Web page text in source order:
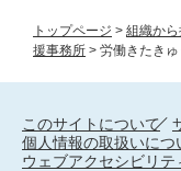
トップページ > 組織か
援事務所 > 労働きたき
このサイトについて
個人情報の取扱いにつ
ウェブアクセシビリテ